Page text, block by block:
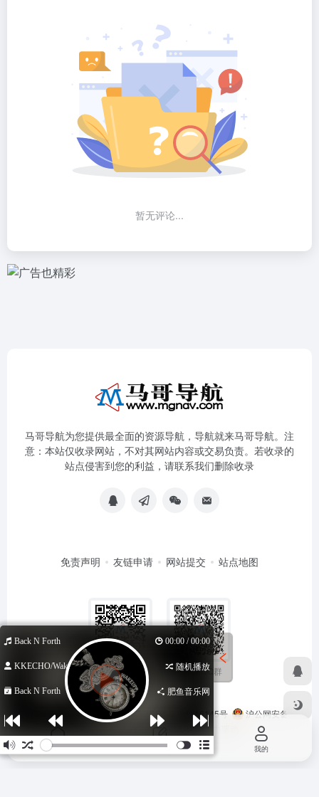
暂无评论...
马哥导航为您提供最全面的资源导航，导航就来马哥导航。注
意：本站仅收录网站，不对其网站内容或交易负责。若收录的
站点侵害到您的利益，请联系我们删除收录
免责声明 友链申请 网站提交 站点地图
扫码关注公众号 扫码加QQ群
Copyright © 2026 马哥导航 苏ICP备2024116145号
沪公网安备
31011502402348号 由 OneNav 强力驱动
首页 投稿 我的
Back N Forth 00:00 / 00:00
KKECHO/Wakeu... 随机播放
Back N Forth 肥鱼音乐网